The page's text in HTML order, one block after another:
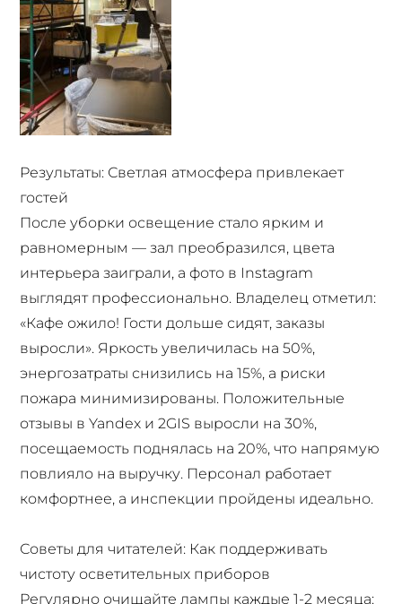
Результаты: Светлая атмосфера привлекает
гостей
После уборки освещение стало ярким и
равномерным — зал преобразился, цвета
интерьера заиграли, а фото в Instagram
выглядят профессионально. Владелец отметил:
«Кафе ожило! Гости дольше сидят, заказы
выросли». Яркость увеличилась на 50%,
энергозатраты снизились на 15%, а риски
пожара минимизированы. Положительные
отзывы в Yandex и 2GIS выросли на 30%,
посещаемость поднялась на 20%, что напрямую
повлияло на выручку. Персонал работает
комфортнее, а инспекции пройдены идеально.
Советы для читателей: Как поддерживать
чистоту осветительных приборов
Регулярно очищайте лампы каждые 1-2 месяца: